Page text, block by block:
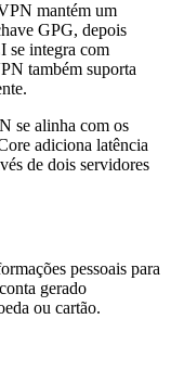
mantém um
GPG, depois
se integra com
também suporta
se alinha com os
adiciona latência
de dois servidores
pessoais para
gerado
ou cartão.